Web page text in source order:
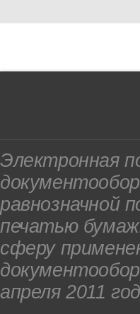
Электронная
равнозначной
печатью
сферу
апреля 2011